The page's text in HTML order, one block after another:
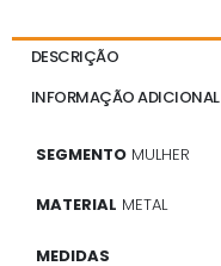
DESCRIÇÃO
INFORMAÇÃO ADICIONAL
SEGMENTO MULHER
MATERIAL METAL
MEDIDAS